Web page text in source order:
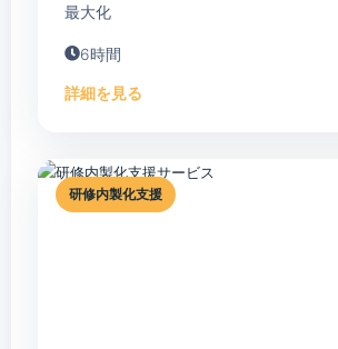
最大化
6時間
詳細を見る
研修内製化支援